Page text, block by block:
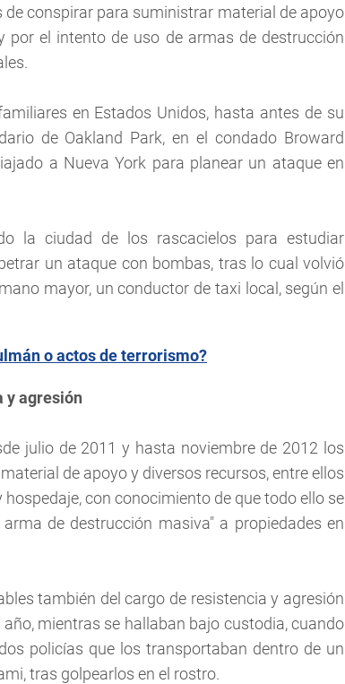
conspirar para suministrar material de apoyo
por el intento de uso de armas de destrucción
en Estados Unidos, hasta antes de su
de Oakland Park, en el condado Broward
a Nueva York para planear un ataque en
la ciudad de los rascacielos para estudiar
un ataque con bombas, tras lo cual volvió
mayor, un conductor de taxi local, según el
o actos de terrorismo?
y agresión
julio de 2011 y hasta noviembre de 2012 los
de apoyo y diversos recursos, entre ellos
con conocimiento de que todo ello se
de destrucción masiva" a propiedades en
también del cargo de resistencia y agresión
mientras se hallaban bajo custodia, cuando
policías que los transportaban dentro de un
tras golpearlos en el rostro.